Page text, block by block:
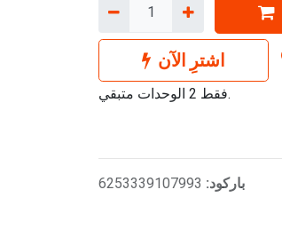
اشترِ الآن
فقط 2 الوحدات متبقي.
باركود: 6253339107993